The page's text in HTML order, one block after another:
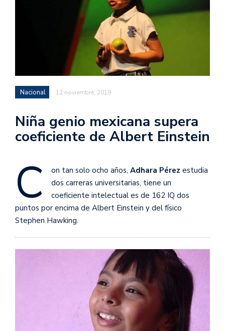
Nacional 12 noviembre, 2019
Niña genio mexicana supera
coeficiente de Albert Einstein
C on tan solo ocho años, Adhara Pérez estudia
dos carreras universitarias, tiene un
coeficiente intelectual es de 162 IQ dos
puntos por encima de Albert Einstein y del físico
Stephen Hawking.